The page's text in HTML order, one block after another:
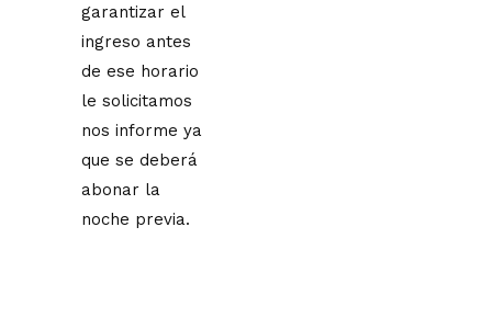
garantizar el
ingreso antes
de ese horario
le solicitamos
nos informe ya
que se deberá
abonar la
noche previa.